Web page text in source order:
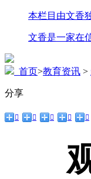
本栏目由文香
文香是一家在
首页>教育资讯 >
分享
    